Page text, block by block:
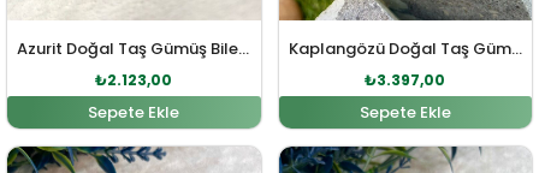
Azurit Doğal Taş Gümüş Bileklik
₺2.123,00
Sepete Ekle
Kaplangözü Doğal Taş Gümüş Bileklik
₺3.397,00
Sepete Ekle
Orijinal fiyat: ₺2.335,00.
Şu andaki fiyat: ₺2.123,00.Orijinal fiyat:Şu andaki